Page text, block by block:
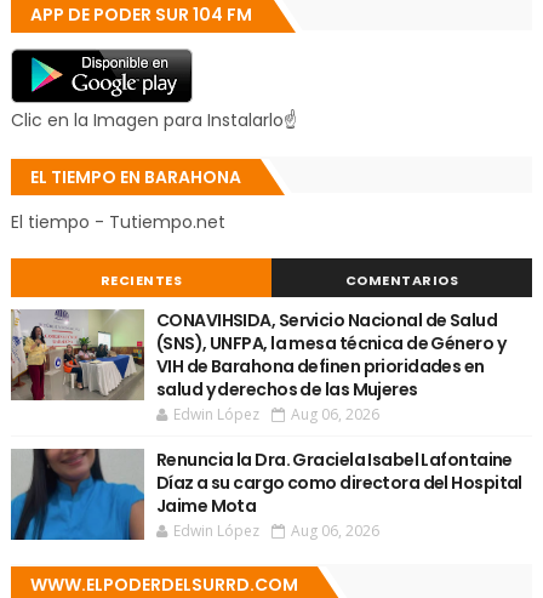
APP DE PODER SUR 104 FM
Clic en la Imagen para Instalarlo☝
EL TIEMPO EN BARAHONA
El tiempo - Tutiempo.net
RECIENTES COMENTARIOS
CONAVIHSIDA, Servicio Nacional de Salud
(SNS), UNFPA, la mesa técnica de Género y
VIH de Barahona definen prioridades en
salud y derechos de las Mujeres
Edwin López Aug 06, 2026
Renuncia la Dra. Graciela Isabel Lafontaine
Díaz a su cargo como directora del Hospital
Jaime Mota
Edwin López Aug 06, 2026
WWW.ELPODERDELSURRD.COM